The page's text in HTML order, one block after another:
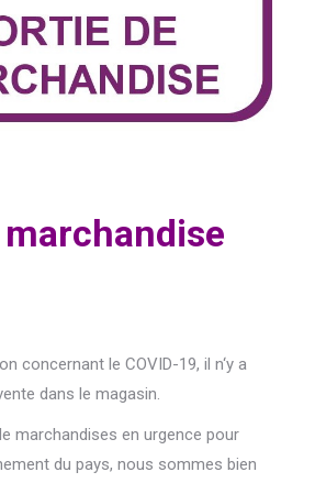
concernant le COVID-19, il n‘y a
dans le magasin.
marchandises en urgence pour
du pays, nous sommes bien